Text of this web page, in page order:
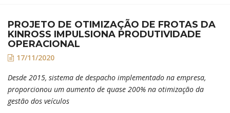
PROJETO DE OTIMIZAÇÃO DE FROTAS DA
KINROSS IMPULSIONA PRODUTIVIDADE
OPERACIONAL
17/11/2020
Desde 2015, sistema de despacho implementado na empresa,
proporcionou um aumento de quase 200% na otimização da
gestão dos veículos